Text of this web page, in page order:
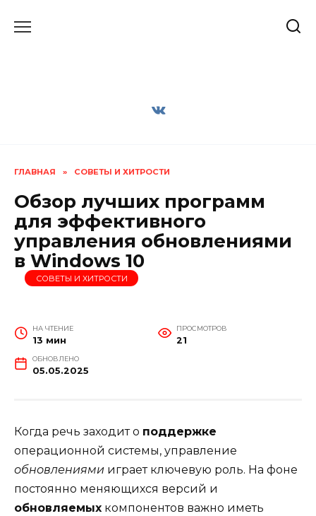
ГЛАВНАЯ » СОВЕТЫ И ХИТРОСТИ
Обзор лучших программ
для эффективного
управления обновлениями
в Windows 10
СОВЕТЫ И ХИТРОСТИ
НА ЧТЕНИЕ
13 мин
ПРОСМОТРОВ
21
ОБНОВЛЕНО
05.05.2025
Когда речь заходит о поддержке
операционной системы, управление
обновлениями играет ключевую роль. На фоне
постоянно меняющихся версий и
обновляемых компонентов важно иметь